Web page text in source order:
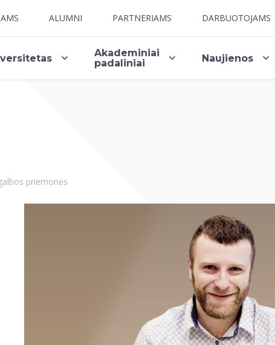
ALUMNI PARTNERIAMS DARBUOTOJAMS
Akademiniai
padaliniai
Naujienos
priemonės